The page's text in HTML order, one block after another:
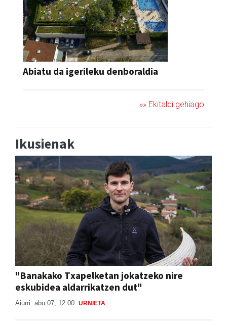
Abiatu da igerileku denboraldia
»» Ekitaldi gehiago
Ikusienak
"Banakako Txapelketan jokatzeko nire
eskubidea aldarrikatzen dut"
Aiurri abu 07, 12:00 URNIETA